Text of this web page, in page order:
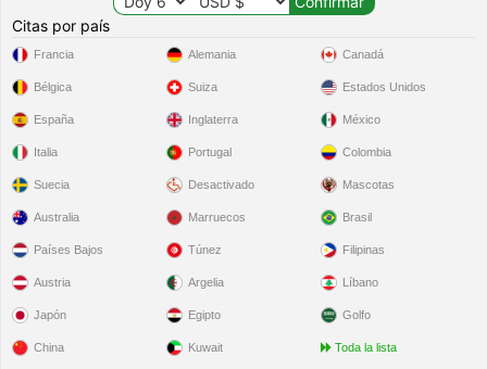
Citas por país
Francia
Bélgica
España
Italia
Suecia
Alemania
Suiza
Inglaterra
Portugal
Desactivado
Canadá
Estados Unidos
México
Colombia
Mascotas
Australia
Países Bajos
Austria
Japón
China
Marruecos
Túnez
Argelia
Egipto
Kuwait
Brasil
Filipinas
Líbano
Golfo
Toda la lista